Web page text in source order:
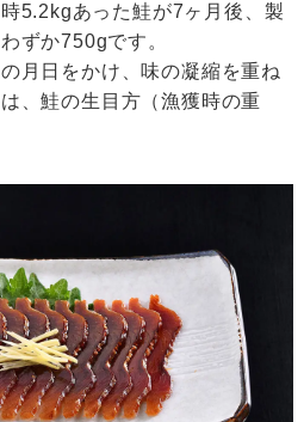
5.2kgあった鮭が7ヶ月後、製
ずか750gです。
月日をかけ、味の凝縮を重ね
、鮭の生目方（漁獲時の重